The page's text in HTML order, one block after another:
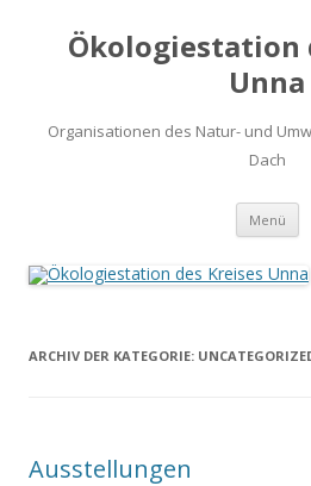
Ökologiestation
Unna
Organisationen des Natur- und
Dach
Menü
ARCHIV DER KATEGORIE:
Ausstellungen